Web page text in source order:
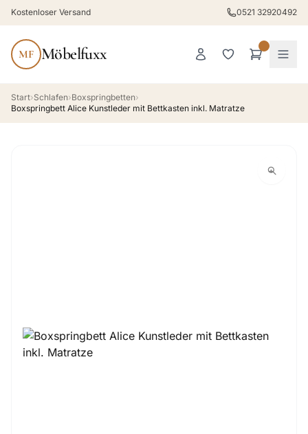
Kostenloser Versand 0521 32920492
MF Möbelfuxx
Start›Schlafen›Boxspringbetten›
Boxspringbett Alice Kunstleder mit Bettkasten inkl. Matratze